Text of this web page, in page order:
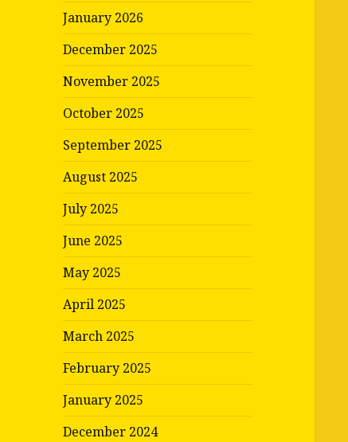
January 2026
December 2025
November 2025
October 2025
September 2025
August 2025
July 2025
June 2025
May 2025
April 2025
March 2025
February 2025
January 2025
December 2024